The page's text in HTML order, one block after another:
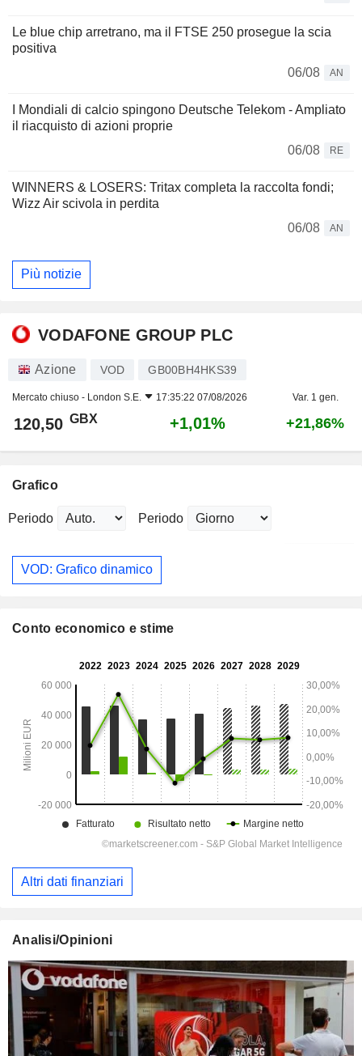
Le blue chip arretrano, ma il FTSE 250 prosegue la scia
positiva
06/08
AN
I Mondiali di calcio spingono Deutsche Telekom - Ampliato
il riacquisto di azioni proprie
06/08
RE
WINNERS & LOSERS: Tritax completa la raccolta fondi;
Wizz Air scivola in perdita
06/08
AN
Più notizie
VODAFONE GROUP PLC
Azione VOD GB00BH4HKS39
Mercato chiuso - London S.E. 17:35:22 07/08/2026 Var. 1 gen.
120,50 GBX +1,01% +21,86%
Grafico
Periodo Periodo
VOD: Grafico dinamico
Conto economico e stime
Altri dati finanziari
Analisi/Opinioni